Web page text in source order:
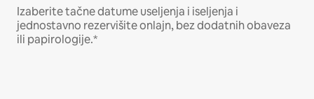
Izaberite tačne datume useljenja i iseljenja i
jednostavno rezervišite onlajn, bez dodatnih obaveza
ili papirologije.*